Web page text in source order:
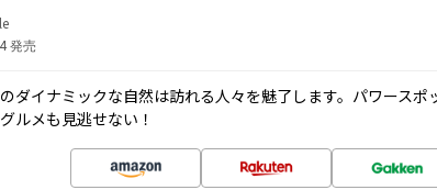
発売
ダイナミックな自然は訪れる人々を魅了します。パワースポ
ルメも見逃せない！